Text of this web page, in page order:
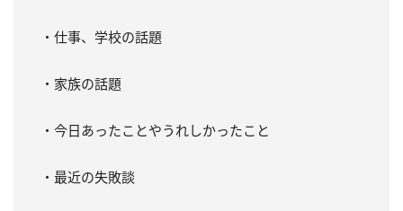
・仕事、学校の話題
・家族の話題
・今日あったことやうれしかったこと
・最近の失敗談